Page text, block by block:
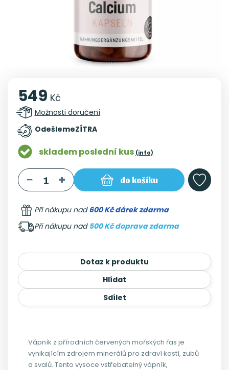
549 Kč
Možnosti doručení
OdešlemeZÍTRA
skladem poslední kus (info)
do košíku
Při nákupu nad600 Kč dárek zdarma
Při nákupu nad 500 Kč doprava zdarma
Dotaz k produktu
Hlídat
Sdílet
Vápník z přírodních červených mořských řas je
vynikajícím zdrojem minerálů pro zdraví kostí, zubů
a svalů. Tento vysoce vstřebatelný vápník,